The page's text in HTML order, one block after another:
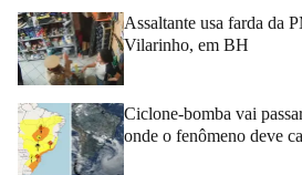
Assaltante usa farda da
Vilarinho, em BH
Ciclone-bomba vai
onde o fenômeno deve